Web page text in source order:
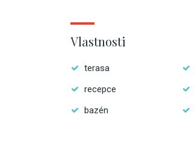
Vlastnosti
terasa
recepce
bazén